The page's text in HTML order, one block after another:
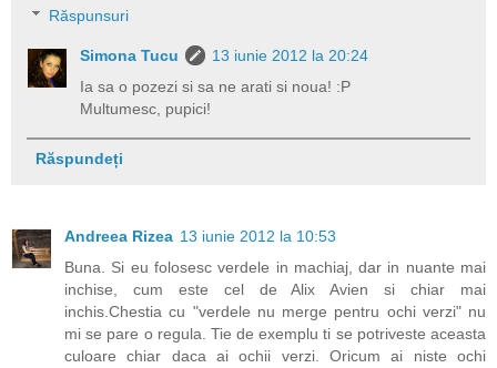
Răspunsuri
Simona Tucu
13 iunie 2012 la 20:24
Ia sa o pozezi si sa ne arati si noua! :P
Multumesc, pupici!
Răspundeți
Andreea Rizea 13 iunie 2012 la 10:53
Buna. Si eu folosesc verdele in machiaj, dar in nuante mai
inchise, cum este cel de Alix Avien si chiar mai
inchis.Chestia cu "verdele nu merge pentru ochi verzi" nu
mi se pare o regula. Tie de exemplu ti se potriveste aceasta
culoare chiar daca ai ochii verzi. Oricum ai niste ochi